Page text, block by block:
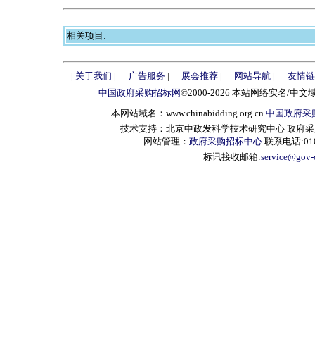
相关项目:
| 关于我们 | 广告服务| 展会推荐| 网站导航 |
友情
中国政府采购招标网©2000-2026 本站网络实名/中文
本网站域名：www.chinabidding.org.cn 中国政府采
技术支持：北京中政发科学技术研究中心 政府
网站管理： 政府采购招标中心 联系电话
标讯接收邮箱: